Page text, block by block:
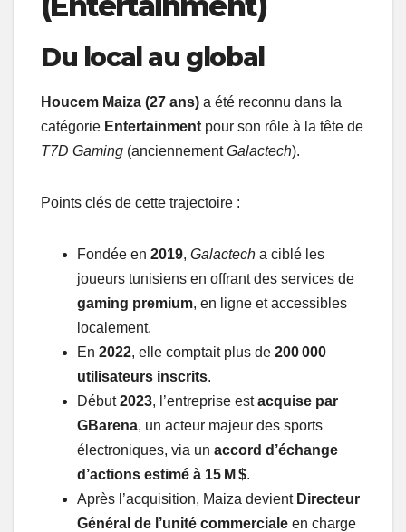
Du local au global
Houcem Maiza (27 ans) a été reconnu dans la
catégorie Entertainment pour son rôle à la tête de
T7D Gaming (anciennementGalactech).
Points clés de cette trajectoire :
Fondée en 2019, Galactech a ciblé les
joueurs tunisiens en offrant des services de
gaming premium, en ligne et accessibles
localement.
En 2022, elle comptait plus de 200 000
utilisateurs inscrits.
Début2023, l’entreprise estacquise par
GBarena, un acteur majeur des sports
électroniques, via un accord d’échange
d’actions estimé à 15 M $.
Après l’acquisition, Maiza devient Directeur
Général de l’unité commerciale en charge